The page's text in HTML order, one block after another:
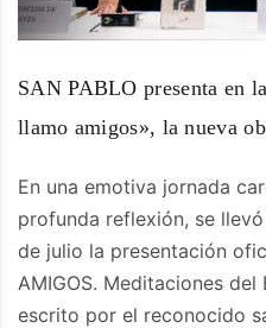
SAN PABLO presenta en
llamo amigos», la nueva
En una emotiva jornada
profunda reflexión, se
de julio la presentación
AMIGOS. Meditaciones
escrito por el reconocido